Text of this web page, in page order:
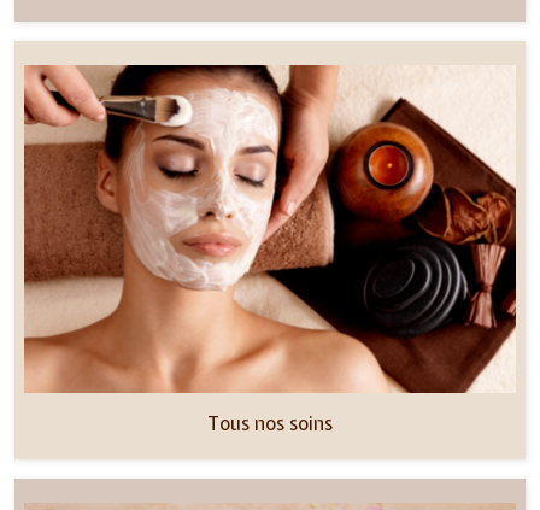
Tous nos soins